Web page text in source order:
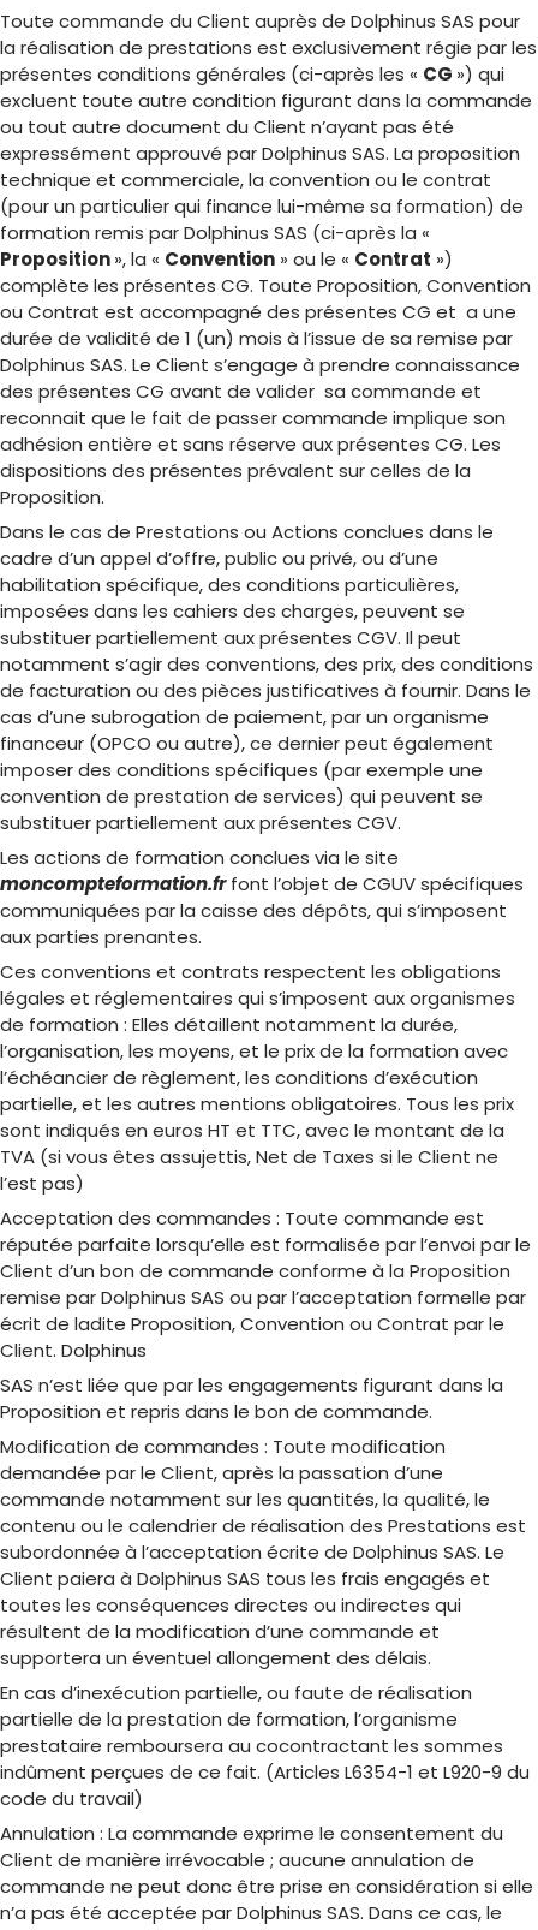
Toute commande du Client auprès de Dolphinus SAS pour
la réalisation de prestations est exclusivement régie par les
présentes conditions générales (ci-après les « CG ») qui
excluent toute autre condition figurant dans la commande
ou tout autre document du Client n’ayant pas été
expressément approuvé par Dolphinus SAS. La proposition
technique et commerciale, la convention ou le contrat
(pour un particulier qui finance lui-même sa formation) de
formation remis par Dolphinus SAS (ci-après la «
Proposition», la « Convention » ou le « Contrat »)
complète les présentes CG. Toute Proposition, Convention
ou Contrat est accompagné des présentes CG et a une
durée de validité de 1 (un) mois à l’issue de sa remise par
Dolphinus SAS. Le Client s’engage à prendre connaissance
des présentes CG avant de valider sa commande et
reconnait que le fait de passer commande implique son
adhésion entière et sans réserve aux présentes CG. Les
dispositions des présentes prévalent sur celles de la
Proposition.
Dans le cas de Prestations ou Actions conclues dans le
cadre d’un appel d’offre, public ou privé, ou d’une
habilitation spécifique, des conditions particulières,
imposées dans les cahiers des charges, peuvent se
substituer partiellement aux présentes CGV. Il peut
notamment s’agir des conventions, des prix, des conditions
de facturation ou des pièces justificatives à fournir. Dans le
cas d’une subrogation de paiement, par un organisme
financeur (OPCO ou autre), ce dernier peut également
imposer des conditions spécifiques (par exemple une
convention de prestation de services) qui peuvent se
substituer partiellement aux présentes CGV.
Les actions de formation conclues via le site
moncompteformation.frfont l’objet de CGUV spécifiques
communiquées par la caisse des dépôts, qui s’imposent
aux parties prenantes.
Ces conventions et contrats respectent les obligations
légales et réglementaires qui s’imposent aux organismes
de formation : Elles détaillent notamment la durée,
l’organisation, les moyens, et le prix de la formation avec
l’échéancier de règlement, les conditions d’exécution
partielle, et les autres mentions obligatoires. Tous les prix
sont indiqués en euros HT et TTC, avec le montant de la
TVA (si vous êtes assujettis, Net de Taxes si le Client ne
l’est pas)
Acceptation des commandes : Toute commande est
réputée parfaite lorsqu’elle est formalisée par l’envoi par le
Client d’un bon de commande conforme à la Proposition
remise par Dolphinus SAS ou par l’acceptation formelle par
écrit de ladite Proposition, Convention ou Contrat par le
Client. Dolphinus
SAS n’est liée que par les engagements figurant dans la
Proposition et repris dans le bon de commande.
Modification de commandes : Toute modification
demandée par le Client, après la passation d’une
commande notamment sur les quantités, la qualité, le
contenu ou le calendrier de réalisation des Prestations est
subordonnée à l’acceptation écrite de Dolphinus SAS. Le
Client paiera à Dolphinus SAS tous les frais engagés et
toutes les conséquences directes ou indirectes qui
résultent de la modification d’une commande et
supportera un éventuel allongement des délais.
En cas d’inexécution partielle, ou faute de réalisation
partielle de la prestation de formation, l’organisme
prestataire remboursera au cocontractant les sommes
indûment perçues de ce fait. (Articles L6354-1 et L920-9 du
code du travail)
Annulation : La commande exprime le consentement du
Client de manière irrévocable ; aucune annulation de
commande ne peut donc être prise en considération si elle
n’a pas été acceptée par Dolphinus SAS. Dans ce cas, le